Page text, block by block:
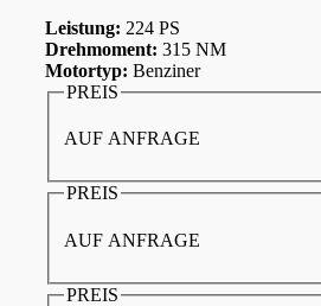
Leistung: 224 PS
Drehmoment: 315 NM
Motortyp: Benziner
PREIS
AUF ANFRAGE
PREIS
AUF ANFRAGE
PREIS